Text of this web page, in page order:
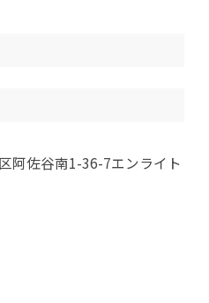
佐谷南1-36-7エンライト